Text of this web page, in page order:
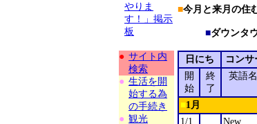
やりま
す！」掲示
板
● サイト内
検索
● 生活を開
始する為
の手続き
● 観光
■今月と来月の住
■ダウンタ
日にち コン
開
始
終
了
英語名
■1月
1/1
New